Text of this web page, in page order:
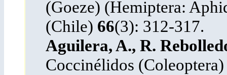
(Goeze) (Hemiptera:
(Chile) 66(3): 312-317.
Aguilera, A., R.
Coccinélidos